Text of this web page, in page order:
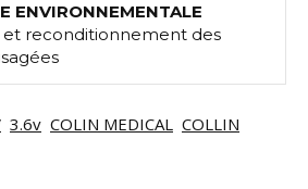
ENVIRONNEMENTALE
et reconditionnement des
3.6v COLIN MEDICAL COLLIN